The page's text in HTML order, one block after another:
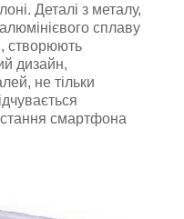
Деталі з металу,
сплаву
створюють
дизайн,
не тільки
смартфона